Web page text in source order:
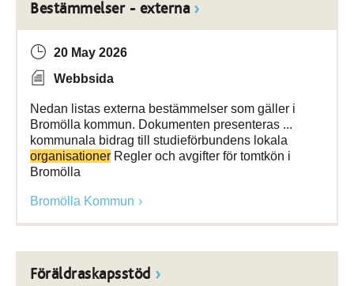
Bestämmelser - externa
20 May 2026
Webbsida
Nedan listas externa bestämmelser som gäller i
Bromölla kommun. Dokumenten presenteras ...
kommunala bidrag till studieförbundens lokala
organisationer Regler och avgifter för tomtkön i
Bromölla
Bromölla Kommun
Föräldraskapsstöd